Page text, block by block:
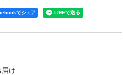
でシェア
届け